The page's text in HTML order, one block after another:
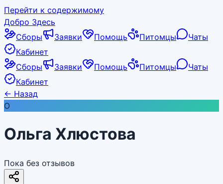
Перейти к содержимому
Добро Здесь
Сборы
Заявки Помощь Питомцы
Чаты
Кабинет
Сборы
Заявки Помощь Питомцы
Чаты
Кабинет
← Назад
О
Ольга Хлюстова
Пока без отзывов